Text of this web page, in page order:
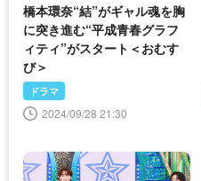
橋本環奈“結”がギャル魂を胸
に突き進む“平成青春グラフ
ィティ”がスタート＜おむす
び＞
ドラマ
2024/09/28 21:30